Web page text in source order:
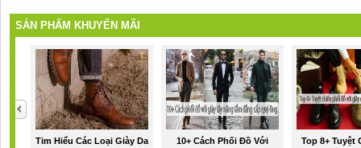
SẢN PHẨM KHUYẾN MÃI
Tim Hiểu Các Loại Giày Da
10+ Cách Phối Đồ Với
Top 8+ Tuyệt